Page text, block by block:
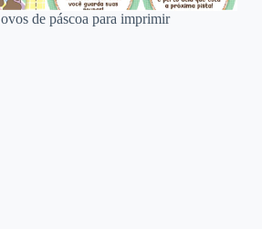
de páscoa para imprimir